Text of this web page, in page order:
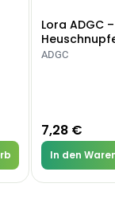
Lora ADGC
Allergien
ADGC
7,28 €
In den